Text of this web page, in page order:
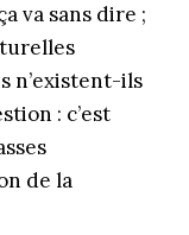
va sans dire ;
n’existent-ils
: c’est
de la